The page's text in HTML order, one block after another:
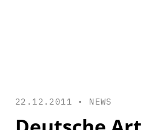
22.12.2011 • NEWS